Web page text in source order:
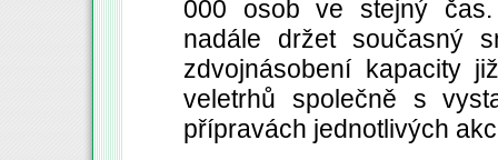
000 osob ve stejný čas.
nadále držet současný
zdvojnásobení kapacity
veletrhů společně s
přípravách jednotlivých